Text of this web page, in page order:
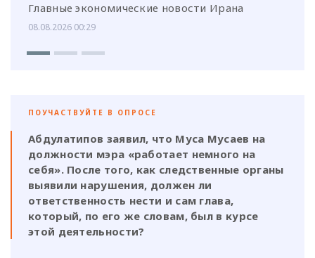
Главные экономические новости Ирана
08.08.2026 00:29
ПОУЧАСТВУЙТЕ В ОПРОСЕ
Абдулатипов заявил, что Муса Мусаев на
должности мэра «работает немного на
себя». После того, как следственные органы
выявили нарушения, должен ли
ответственность нести и сам глава,
который, по его же словам, был в курсе
этой деятельности?